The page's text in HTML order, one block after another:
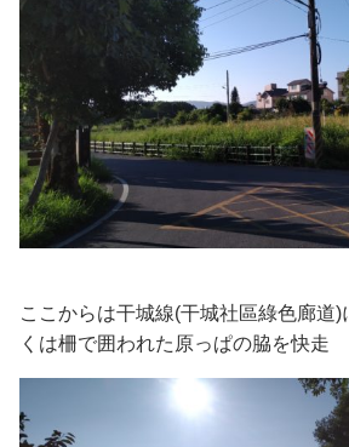
ここからは干城線(干城社區綠色廊道)
くは柵で囲われた原っぱの脇を快走